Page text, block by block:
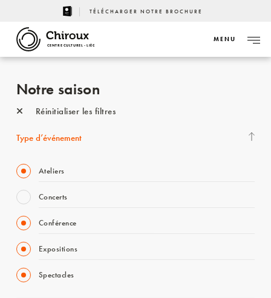
TÉLÉCHARGER NOTRE BROCHURE
CENTRE CULTUREL - LIÈGE
MENU
Notre saison
Réinitialiser les filtres
Type d’événement
Ateliers
Concerts
Conférence
Expositions
Spectacles